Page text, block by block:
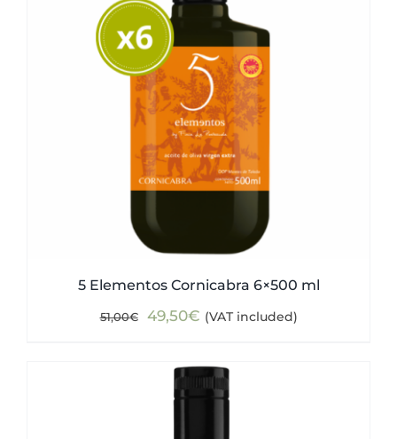
5 Elementos Cornicabra 6×500 ml
51,00€
Original
was:
51,00€.
49,50€Current
is:
49,50€.
(VAT included)